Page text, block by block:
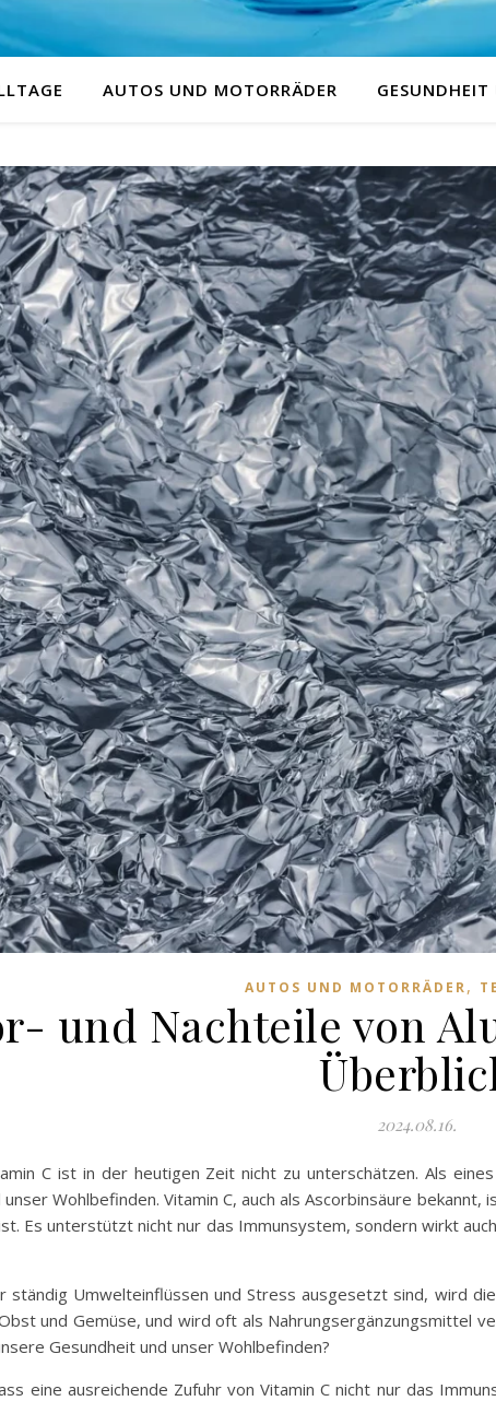
AUTOS UND MOTORRÄDER GESUNDHEIT
AUTOS UND MOTORRÄDER,
und Nachteile von
2024.08.16.
C ist in der heutigen Zeit nicht zu unterschätzen. Als
Wohlbefinden. Vitamin C, auch als Ascorbinsäure
Es unterstützt nicht nur das Immunsystem, sondern wirkt
ständig Umwelteinflüssen und Stress ausgesetzt sind, wird
und Gemüse, und wird oft als Nahrungsergänzungsmittel
Gesundheit und unser Wohlbefinden?
eine ausreichende Zufuhr von Vitamin C nicht nur das